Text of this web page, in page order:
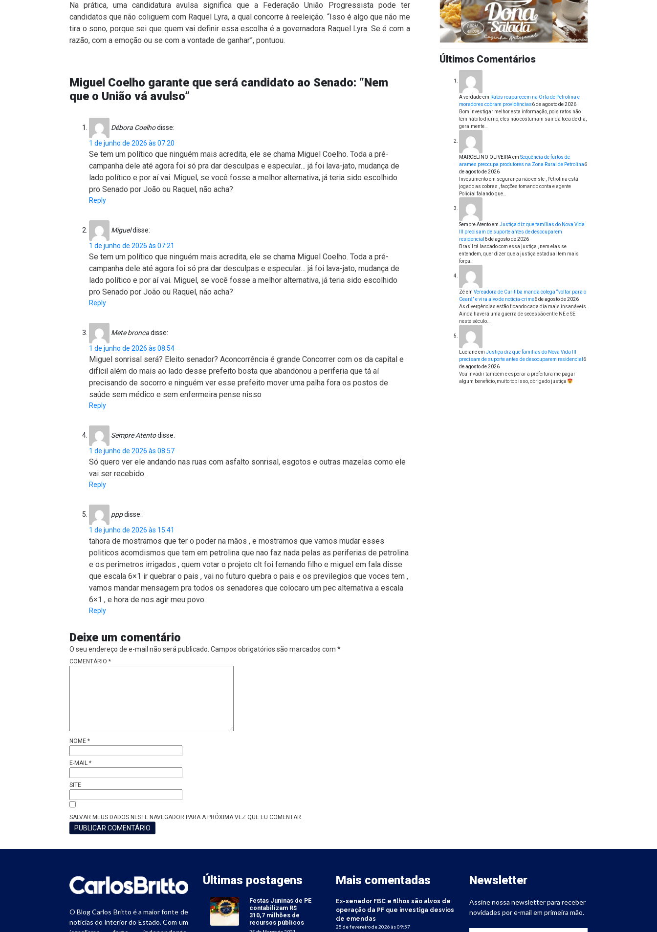
Na prática, uma candidatura avulsa significa que a Federação União Progressista pode ter
candidatos que não coliguem com Raquel Lyra, a qual concorre à reeleição. “Isso é algo que não me
tira o sono, porque sei que quem vai definir essa escolha é a governadora Raquel Lyra. Se é com a
razão, com a emoção ou se com a vontade de ganhar”, pontuou.
Miguel Coelho garante que será candidato ao Senado: “Nem
que o União vá avulso”
Débora Coelhodisse:
1 de junho de 2026 às 07:20
Se tem um político que ninguém mais acredita, ele se chama Miguel Coelho. Toda a pré-
campanha dele até agora foi só pra dar desculpas e especular… já foi lava-jato, mudança de
lado político e por aí vai. Miguel, se você fosse a melhor alternativa, já teria sido escolhido
pro Senado por João ou Raquel, não acha?
Reply
Migueldisse:
1 de junho de 2026 às 07:21
Se tem um político que ninguém mais acredita, ele se chama Miguel Coelho. Toda a pré-
campanha dele até agora foi só pra dar desculpas e especular… já foi lava-jato, mudança de
lado político e por aí vai. Miguel, se você fosse a melhor alternativa, já teria sido escolhido
pro Senado por João ou Raquel, não acha?
Reply
Mete broncadisse:
1 de junho de 2026 às 08:54
Miguel sonrisal será? Eleito senador? Aconcorrência é grande Concorrer com os da capital e
difícil além do mais ao lado desse prefeito bosta que abandonou a periferia que tá aí
precisando de socorro e ninguém ver esse prefeito mover uma palha fora os postos de
saúde sem médico e sem enfermeira pense nisso
Reply
Sempre Atentodisse:
1 de junho de 2026 às 08:57
Só quero ver ele andando nas ruas com asfalto sonrisal, esgotos e outras mazelas como ele
vai ser recebido.
Reply
pppdisse:
1 de junho de 2026 às 15:41
tahora de mostramos que ter o poder na mâos , e mostramos que vamos mudar esses
politicos acomdismos que tem em petrolina que nao faz nada pelas as periferias de petrolina
e os perimetros irrigados , quem votar o projeto clt foi fernando filho e miguel em fala disse
que escala 6×1 ir quebrar o pais , vai no futuro quebra o pais e os previlegios que voces tem ,
vamos mandar mensagem pra todos os senadores que colocaro um pec alternativa a escala
6×1 , e hora de nos agir meu povo.
Reply
Deixe um comentário
O seu endereço de e-mail não será publicado. Campos obrigatórios são marcados com *
COMENTÁRIO *
NOME *
E-MAIL *
SITE
SALVAR MEUS DADOS NESTE NAVEGADOR PARA A PRÓXIMA VEZ QUE EU COMENTAR.
Últimos Comentários
A verdadeem Ratos reaparecem na Orla de Petrolina e
moradores cobram providências6 de agosto de 2026
Bom investigar melhor esta informação, pois ratos não
tem hábito diurno, eles não costumam sair da toca de dia,
geralmente…
MARCELINO OLIVEIRAem Sequência de furtos de
arames preocupa produtores na Zona Rural de Petrolina6
de agosto de 2026
Investimento em segurança não existe , Petrolina está
jogado as cobras , facções tomando conta e agente
Policial falando que…
Sempre Atentoem Justiça diz que famílias do Nova Vida
III precisam de suporte antes de desocuparem
residencial 6 de agosto de 2026
Brasil tá lascado com essa justiça , nem elas se
entendem, quer dizer que a justiça estadual tem mais
força…
Zéem Vereadora de Curitiba manda colega “voltar para o
Ceará” e vira alvo de notícia-crime6 de agosto de 2026
As divergências estão ficando cada dia mais insanáveis.
Ainda haverá uma guerra de secessão entre NE e SE
neste século.…
Lucianeem Justiça diz que famílias do Nova Vida III
precisam de suporte antes de desocuparem residencial 6
de agosto de 2026
Vou invadir também e esperar a prefeitura me pagar
algum benefício, muito top isso, obrigado justiça
O Blog Carlos Britto é a maior fonte de
notícias do interior do Estado. Com um
Últimas postagens
Festas Juninas de PE
contabilizam R$
310,7 milhões de
recursos públicos
Mais comentadas
Ex-senador FBC e filhos são alvos de
operação da PF que investiga desvios
de emendas
25 de fevereiro de 2026 às 09:57
Newsletter
Assine nossa newsletter para receber
novidades por e-mail em primeira mão.